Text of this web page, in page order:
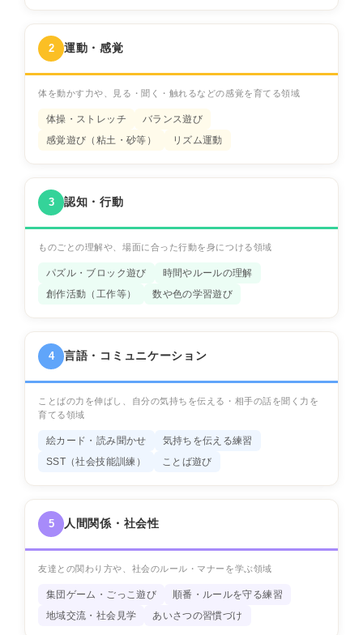
2 運動・感覚
体を動かす力や、見る・聞く・触れるなどの感覚を育てる領域
体操・ストレッチ
バランス遊び
感覚遊び（粘土・砂等）
リズム運動
3 認知・行動
ものごとの理解や、場面に合った行動を身につける領域
パズル・ブロック遊び
時間やルールの理解
創作活動（工作等）
数や色の学習遊び
4 言語・コミュニケーション
ことばの力を伸ばし、自分の気持ちを伝える・相手の話を聞く力を
育てる領域
絵カード・読み聞かせ
気持ちを伝える練習
SST（社会技能訓練）
ことば遊び
5 人間関係・社会性
友達との関わり方や、社会のルール・マナーを学ぶ領域
集団ゲーム・ごっこ遊び
順番・ルールを守る練習
地域交流・社会見学
あいさつの習慣づけ